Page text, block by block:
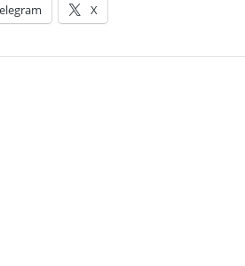
X